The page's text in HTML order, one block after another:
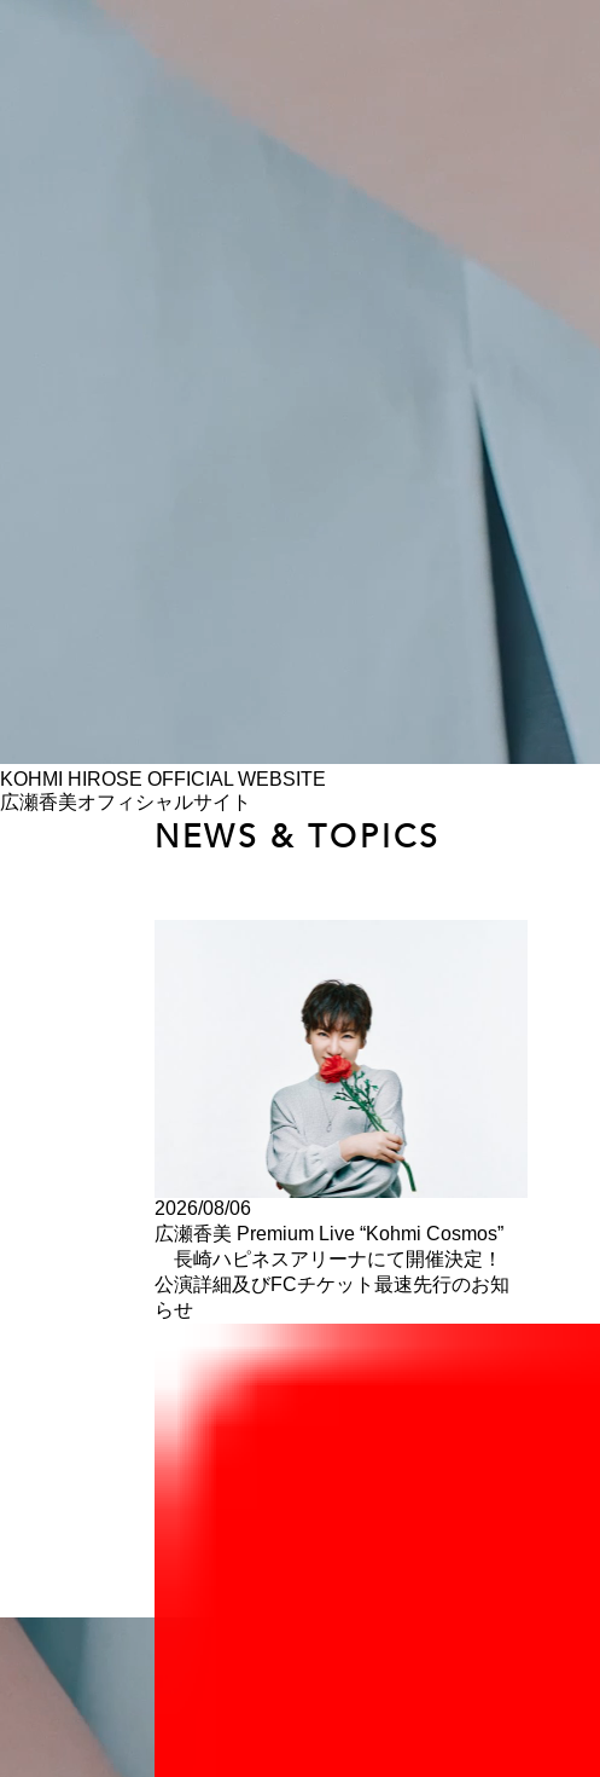
KOHMI HIROSE OFFICIAL WEBSITE
広瀬香美オフィシャルサイト
NEWS & TOPICS
2026/08/06
広瀬香美 Premium Live “Kohmi Cosmos”
長崎ハピネスアリーナにて開催決定！
公演詳細及びFCチケット最速先行のお知
らせ